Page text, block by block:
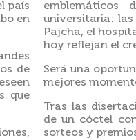
país
en
de
que
emblemáticos
universitaria: las
Pajcha, el
hoy reflejan el
Será una
mejores
Tras las
de un cóctel
sorteos y